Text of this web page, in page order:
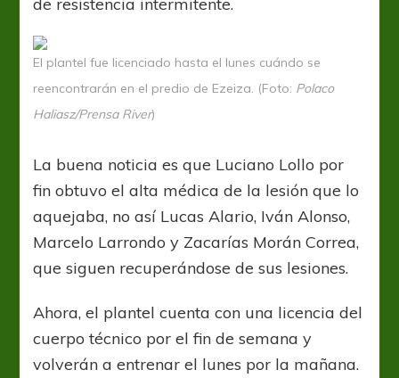
de resistencia intermitente.
El plantel fue licenciado hasta el lunes cuándo se
reencontrarán en el predio de Ezeiza. (Foto: Polaco
Haliasz/Prensa River)
La buena noticia es que Luciano Lollo por
fin obtuvo el alta médica de la lesión que lo
aquejaba, no así Lucas Alario, Iván Alonso,
Marcelo Larrondo y Zacarías Morán Correa,
que siguen recuperándose de sus lesiones.
Ahora, el plantel cuenta con una licencia del
cuerpo técnico por el fin de semana y
volverán a entrenar el lunes por la mañana.